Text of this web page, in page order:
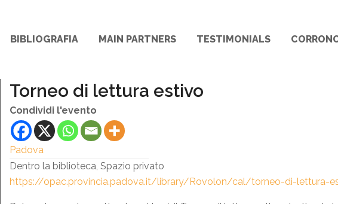
BIBLIOGRAFIA MAIN PARTNERS TESTIMONIALS
Torneo di lettura estivo
Condividi l'evento
Padova
Dentro la biblioteca, Spazio privato
https://opac.provincia.padova.it/library/Rovolon/cal/torneo-di-lettura-